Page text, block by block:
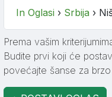
In Oglasi › Srbija ›
Prema vašim
Budite prvi koji će
povećajte šanse za